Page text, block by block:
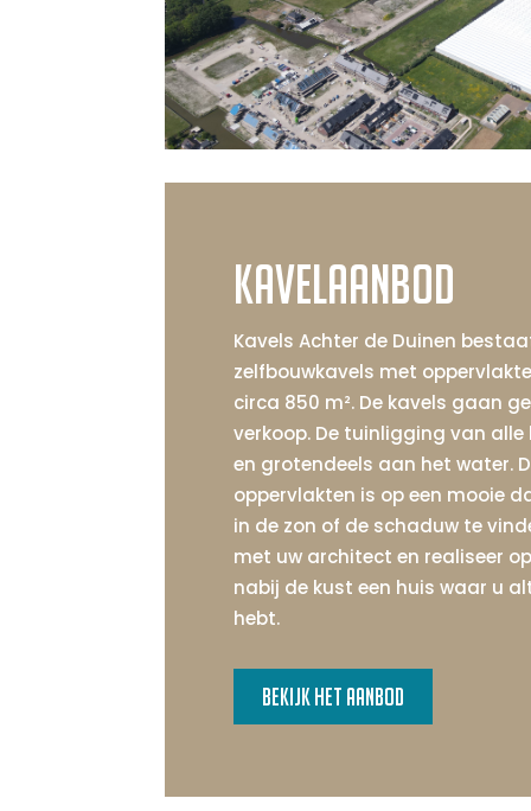
Kavelaanbod
Kavels Achter de Duinen
zelfbouwkavels met
circa 850 m². De kavels gaan
verkoop. De tuinligging van alle
en grotendeels aan het water.
oppervlakten is op een mooie
in de zon of de schaduw te
met uw architect en realiseer
nabij de kust een huis waar u
hebt.
Bekijkhet aanbod